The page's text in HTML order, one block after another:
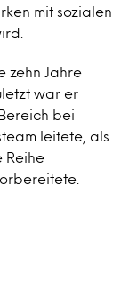
mit sozialen
zehn Jahre
war er
bei
leitete, als
Reihe